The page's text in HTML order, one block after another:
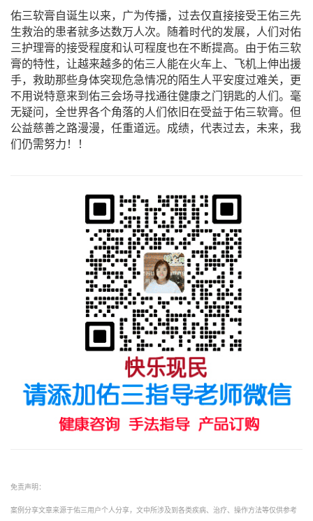
佑三软膏自诞生以来，广为传播，过去仅直接接受王佑三先
生救治的患者就多达数万人次。随着时代的发展，人们对佑
三护理膏的接受程度和认可程度也在不断提高。由于佑三软
膏的特性，让越来越多的佑三人能在火车上、飞机上伸出援
手，救助那些身体突现危急情况的陌生人平安度过难关，更
不用说特意来到佑三会场寻找通往健康之门钥匙的人们。毫
无疑问，全世界各个角落的人们依旧在受益于佑三软膏。但
公益慈善之路漫漫，任重道远。成绩，代表过去，未来，我
们仍需努力！！
免责声明：
案例分享文章来源于佑三用户个人分享，文中所涉及到各类疾病、治疗、操作方法等仅供参考